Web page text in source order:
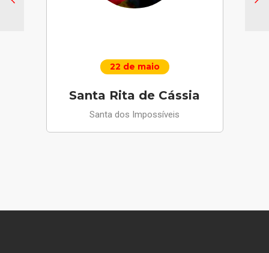
22 de maio
Santa Rita de Cássia
Santa dos Impossíveis